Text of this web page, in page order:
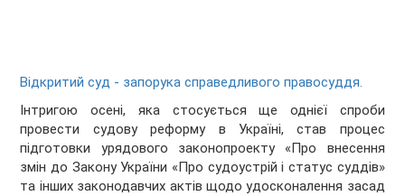
Відкритий суд - запорука справедливого правосуддя.
Інтригою осені, яка стосується ще однієї спроби
провести судову реформу в Україні, став процес
підготовки урядового законопроекту «Про внесення
змін до Закону України «Про судоустрій і статус суддів»
та інших законодавчих актів щодо удосконалення засад